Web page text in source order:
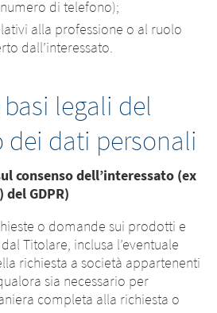
di telefono);
alla professione o al ruolo
dall’interessato.
legali del
dati personali
consenso dell’interessato (ex
GDPR)
o domande sui prodotti e
Titolare, inclusa l’eventuale
richiesta a società appartenenti
sia necessario per
completa alla richiesta o